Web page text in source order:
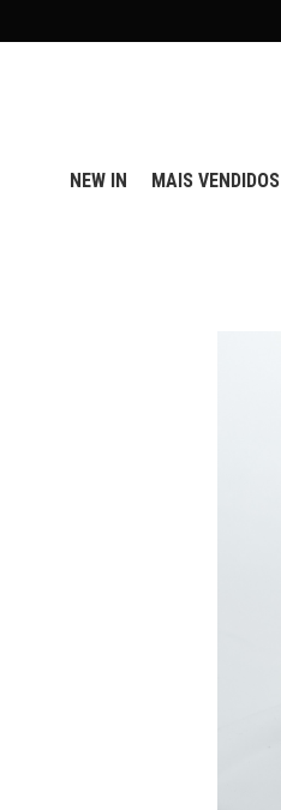
NEW IN MAIS VENDIDOS